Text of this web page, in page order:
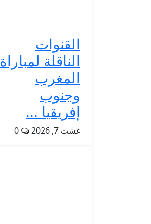
القنوات
الناقلة لمباراة
المغرب
وجنوب
إفريقيا ...
غشت 7, 2026